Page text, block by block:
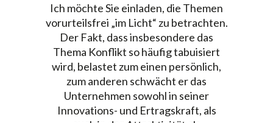
Ich möchte Sie einladen, die Themen
vorurteilsfrei „im Licht“ zu betrachten.
Der Fakt, dass insbesondere das
Thema Konflikt so häufig tabuisiert
wird, belastet zum einen persönlich,
zum anderen schwächt er das
Unternehmen sowohl in seiner
Innovations- und Ertragskraft, als